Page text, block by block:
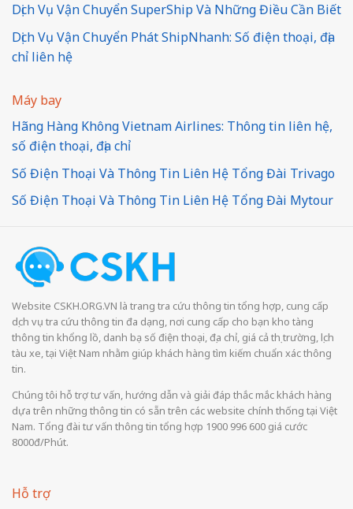
Dịch Vụ Vận Chuyển SuperShip Và Những Điều Cần Biết
Dịch Vụ Vận Chuyển Phát ShipNhanh: Số điện thoại, địa
chỉ liên hệ
Máy bay
Hãng Hàng Không Vietnam Airlines: Thông tin liên hệ,
số điện thoại, địa chỉ
Số Điện Thoại Và Thông Tin Liên Hệ Tổng Đài Trivago
Số Điện Thoại Và Thông Tin Liên Hệ Tổng Đài Mytour
Website CSKH.ORG.VN là trang tra cứu thông tin tổng hợp, cung cấp
dịch vụ tra cứu thông tin đa dạng, nơi cung cấp cho bạn kho tàng
thông tin khổng lồ, danh bạ số điện thoại, địa chỉ, giá cả thị trường, lịch
tàu xe, tại Việt Nam nhằm giúp khách hàng tìm kiếm chuẩn xác thông
tin.
Chúng tôi hỗ trợ tư vấn, hướng dẫn và giải đáp thắc mắc khách hàng
dựa trên những thông tin có sẵn trên các website chính thống tại Việt
Nam. Tổng đài tư vấn thông tin tổng hợp 1900 996 600 giá cước
8000đ/Phút.
Hỗ trợ